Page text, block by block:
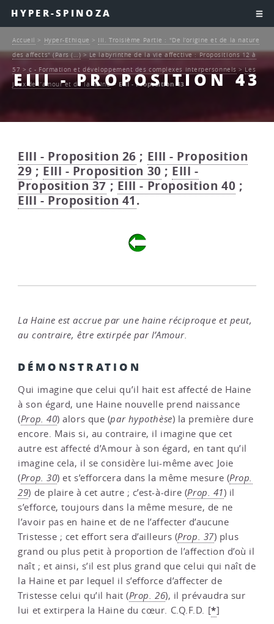
HYPER-SPINOZA
EIII - PROPOSITION 43
Accueil > Hyper-Ethique > III. Troisième Partie : "De l’origine et de la nature
des affects" (Pars (…)>Le labyrinthe de la vie affective : Propositions 12 à
57 > c - Formation et développement des complexes interpersonnels>Les
jeux de l’amour et de la haine> EIII - Proposition 43
EIII - Proposition 26 ; EIII - Proposition
29 ; EIII - Proposition 30 ; EIII -
Proposition 37 ; EIII - Proposition 40 ;
EIII - Proposition 41.
La Haine est accrue par une haine réciproque et peut,
au contraire, être extirpée par l’Amour.
DÉMONSTRATION
Qui imagine que celui qu’il hait est affecté de Haine
à son égard, une Haine nouvelle prend naissance
(Prop. 40) alors que (par hypothèse) la première dure
encore. Mais si, au contraire, il imagine que cet
autre est affecté d’Amour à son égard, en tant qu’il
imagine cela, il se considère lui-même avec Joie
(Prop. 30) et s’efforcera dans la même mesure (Prop.
29) de plaire à cet autre ; c’est-à-dire (Prop. 41) il
s’efforce, toujours dans la même mesure, de ne
l’avoir pas en haine et de ne l’affecter d’aucune
Tristesse ; cet effort sera d’ailleurs (Prop. 37) plus
grand ou plus petit à proportion de l’affection d’où il
naît ; et ainsi, s’il est plus grand que celui qui naît de
la Haine et par lequel il s’efforce d’affecter de
Tristesse celui qu’il hait (Prop. 26), il prévaudra sur
lui et extirpera la Haine du cœur. C.Q.F.D. [*]